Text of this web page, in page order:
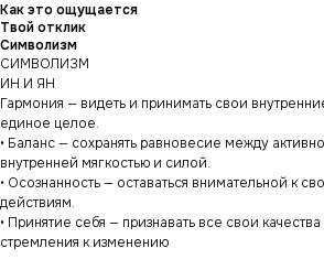
Как это ощущается
Твой отклик
Символизм
СИМВОЛИЗМ
ИН И ЯН
Гармония — видеть и принимать свои
единое целое.
• Баланс — сохранять равновесие между
внутренней мягкостью и силой.
• Осознанность — оставаться внимательной к
действиям.
• Принятие себя — признавать все свои
стремления к изменению